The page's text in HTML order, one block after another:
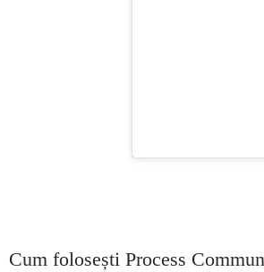
Cum folosești Process